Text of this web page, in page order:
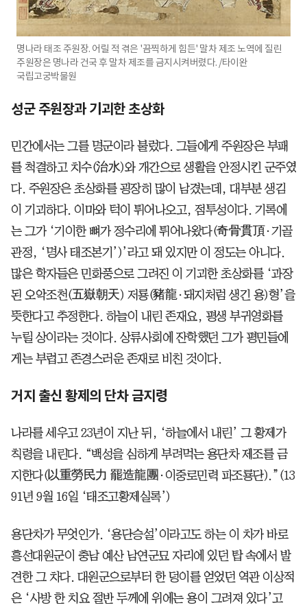
명나라 태조 주원장. 어릴 적 겪은 '끔찍하게 힘든' 말차 제조 노역에 질린
주원장은 명나라 건국 후 말차 제조를 금지시켜버렸다. /타이완
국립고궁박물원
성군 주원장과 기괴한 초상화
민간에서는 그를 명군이라 불렀다. 그들에게 주원장은 부패
를 척결하고 치수(治水)와 개간으로 생활을 안정시킨 군주였
다. 주원장은 초상화를 굉장히 많이 남겼는데, 대부분 생김
이 기괴하다. 이마와 턱이 튀어나오고, 점투성이다. 기록에
는 그가 ‘기이한 뼈가 정수리에 튀어나왔다(奇骨貫頂·기골
관정, ‘명사 태조본기’)’라고 돼 있지만 이 정도는 아니다.
많은 학자들은 민화풍으로 그려진 이 기괴한 초상화를 ‘과장
된 오악조천(五嶽朝天) 저룡(豬龍·돼지처럼 생긴 용)형’을
뜻한다고 추정한다. 하늘이 내린 존재요, 평생 부귀영화를
누릴 상이라는 것이다. 상류사회에 잔학했던 그가 평민들에
게는 부럽고 존경스러운 존재로 비친 것이다.
거지 출신 황제의 단차 금지령
나라를 세우고 23년이 지난 뒤, ‘하늘에서 내린’ 그 황제가
칙령을 내린다. “백성을 심하게 부려먹는 용단차 제조를 금
지한다(以重勞民力 罷造龍團·이중로민력 파조룡단).”(13
91년 9월 16일 ‘태조고황제실록’)
용단차가 무엇인가. ‘용단승설’이라고도 하는 이 차가 바로
흥선대원군이 충남 예산 남연군묘 자리에 있던 탑 속에서 발
견한 그 차다. 대원군으로부터 한 덩이를 얻었던 역관 이상적
은 ‘사방 한 치요 절반 두께에 위에는 용이 그려져 있다’고